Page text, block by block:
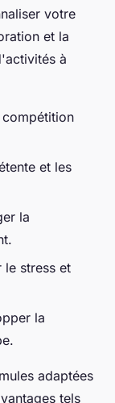
votre
et la
à
et les
la
le stress et
la
adaptées
tels